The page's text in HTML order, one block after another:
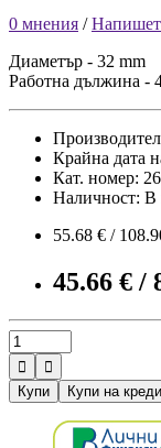
0 мнения /
Диаметър - 32 mm
Работна дължина -
Крайна дата
Кат. номер:
Наличност: В
55.68 € /
45.66 € /


Купи
Купи на